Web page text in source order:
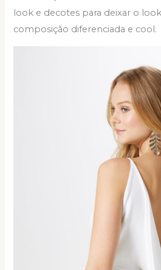
look e decotes para deixar o
composição diferenciada e cool.